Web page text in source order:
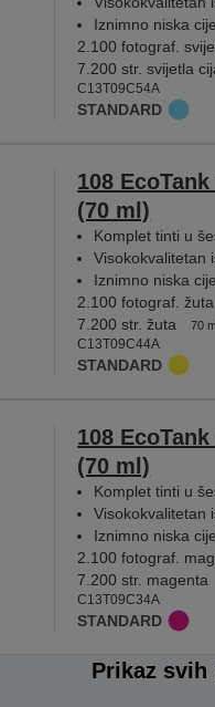
Iznimno niska
2.100 fotograf.
7.200 str. svijetla
C13T09C54A
STANDARD
108
(70 ml)
Komplet tinti u
Visokokvalitetan
Iznimno niska
2.100 fotograf. žuta
7.200 str. žuta
70
C13T09C44A
STANDARD
108
(70 ml)
Komplet tinti u
Visokokvalitetan
Iznimno niska
2.100 fotograf.
7.200 str. magenta
C13T09C34A
STANDARD
Prikaz